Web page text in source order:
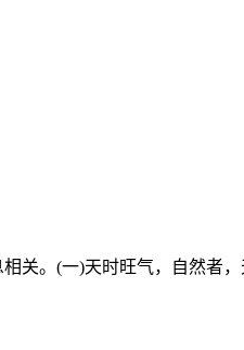
关。(一)天时旺气，自然者